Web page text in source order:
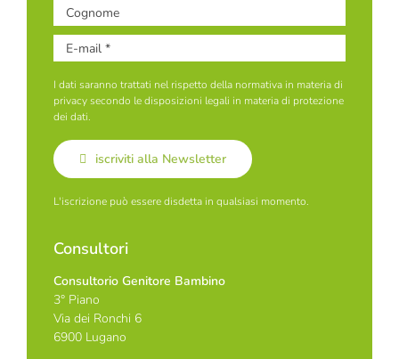
I dati saranno trattati nel rispetto della normativa in materia di
privacy secondo le disposizioni legali in materia di protezione
dei dati.
iscriviti alla Newsletter
L'iscrizione può essere disdetta in qualsiasi momento.
Consultori
Consultorio Genitore Bambino
3° Piano
Via dei Ronchi 6
6900 Lugano